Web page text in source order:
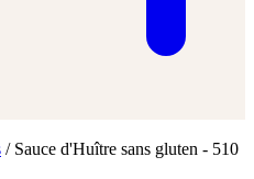
/ Sauce d'Huître sans gluten - 510